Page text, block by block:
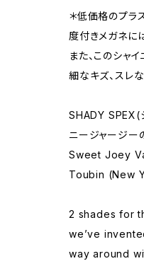
＊低価格のプラ
度付きメガネに
また、このシャ
細なキズ、スレ
SHADY SPEX(
ニージャージー
Sweet Joey
Toubin (New
2 shades for
we’ve
way around